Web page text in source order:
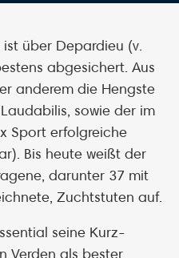
über Depardieu (v.
abgesichert. Aus
anderem die Hengste
sowie der im
Sport erfolgreiche
Bis heute weißt der
darunter 37 mit
Zuchtstuten auf.
seine Kurz-
Verden als bester